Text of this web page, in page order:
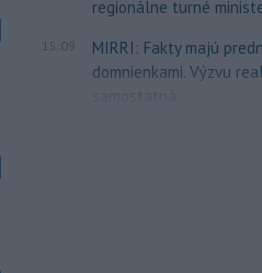
regionálne turné
15:09
MIRRI: Fakty majú
domnienkami. Výzvu
samostatná...